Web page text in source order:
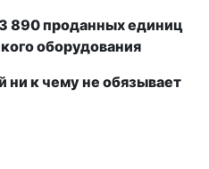
890 проданных единиц
оборудования
к чему не обязывает